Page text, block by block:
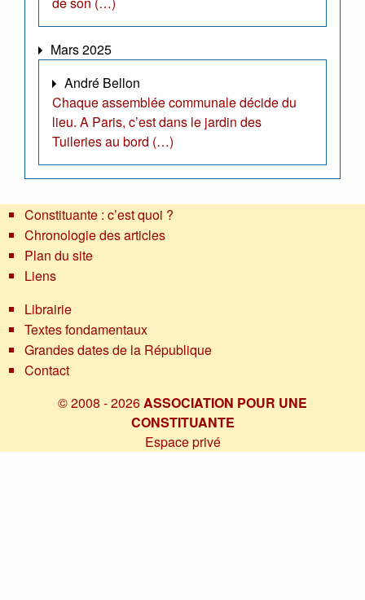
Mars 2025
André Bellon
Chaque assemblée communale décide du
lieu. A Paris, c’est dans le jardin des
Tuileries au bord (…)
Constituante : c’est quoi ?
Chronologie des articles
Plan du site
Liens
Librairie
Textes fondamentaux
Grandes dates de la République
Contact
© 2008 - 2026 ASSOCIATION POUR UNE
CONSTITUANTE
Espace privé